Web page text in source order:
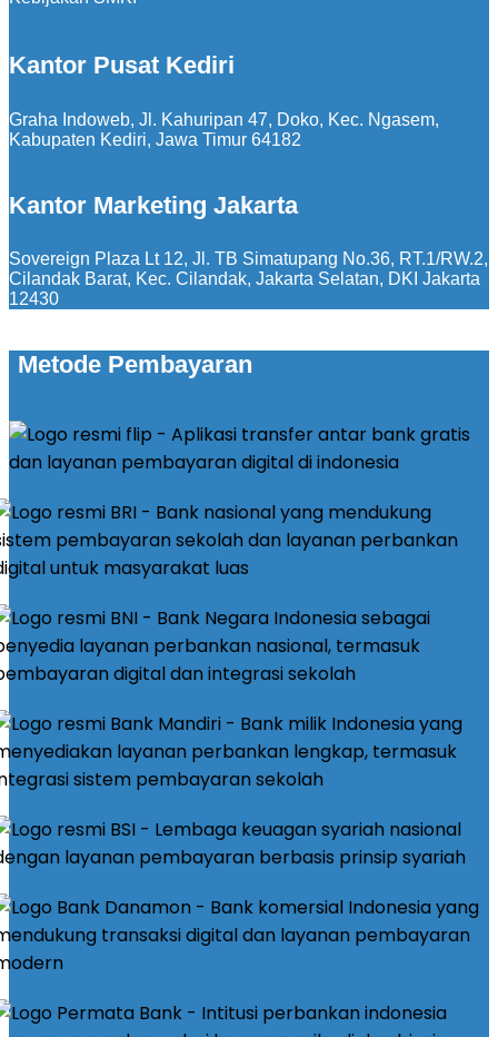
Kantor Pusat Kediri
Graha Indoweb, Jl. Kahuripan 47, Doko, Kec. Ngasem,
Kabupaten Kediri, Jawa Timur 64182
Kantor Marketing Jakarta
Sovereign Plaza Lt 12, Jl. TB Simatupang No.36, RT.1/RW.2,
Cilandak Barat, Kec. Cilandak, Jakarta Selatan, DKI Jakarta
12430
Metode Pembayaran